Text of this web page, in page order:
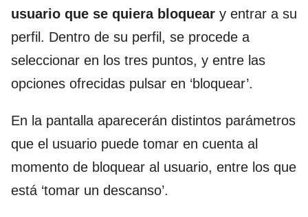
usuario que se quiera bloquear y entrar a su
perfil. Dentro de su perfil, se procede a
seleccionar en los tres puntos, y entre las
opciones ofrecidas pulsar en ‘bloquear’.
En la pantalla aparecerán distintos parámetros
que el usuario puede tomar en cuenta al
momento de bloquear al usuario, entre los que
está ‘tomar un descanso’.